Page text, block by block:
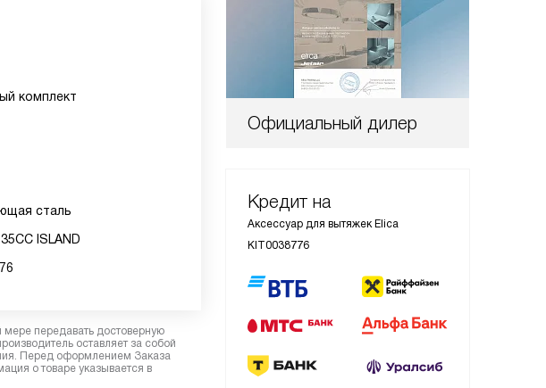
Официальный дилер
Кредит на
Аксессуар для вытяжек Elica
KIT0038776
комплект
сталь
ISLAND
передавать достоверную
оставляет за собой
Перед оформлением Заказа
о товаре указывается в